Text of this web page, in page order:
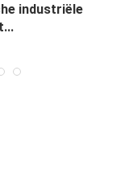
industriële